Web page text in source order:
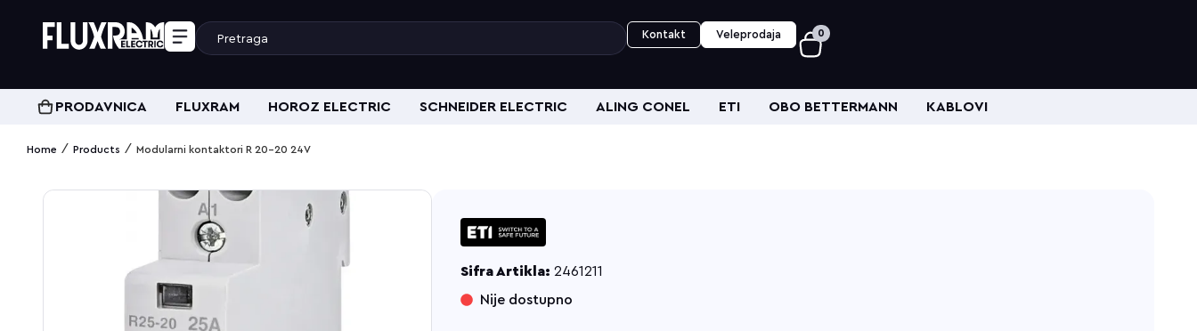
Kontakt Veleprodaja 0
PRODAVNICA FLUXRAM HOROZ ELECTRIC SCHNEIDER ELECTRIC ALING CONEL ETI OBO BETTERMANN KABLOVI
Home / Products / Modularni kontaktori R 20-20 24V
Sifra Artikla: 2461211
Nije dostupno